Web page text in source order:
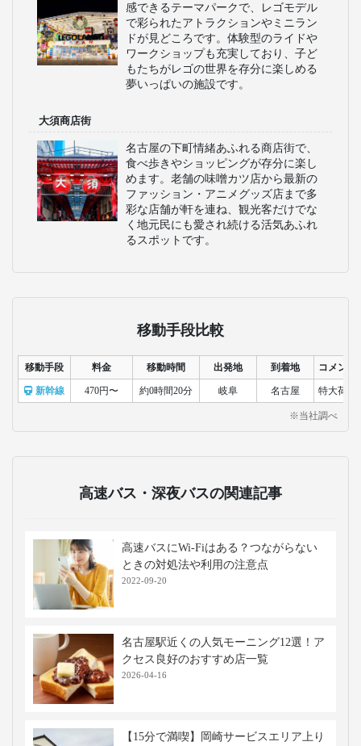
感できるテーマパークで、レゴモデル
で彩られたアトラクションやミニラン
ドが見どころです。体験型のライドや
ワークショップも充実しており、子ど
もたちがレゴの世界を存分に楽しめる
夢いっぱいの施設です。
大須商店街
名古屋の下町情緒あふれる商店街で、
食べ歩きやショッピングが存分に楽し
めます。老舗の味噌カツ店から最新の
ファッション・アニメグッズ店まで多
彩な店舗が軒を連ね、観光客だけでな
く地元民にも愛され続ける活気あふれ
るスポットです。
移動手段比較
移動手段 料金 移動時間 出発地 到着地 コメント
新幹線 470円〜 約0時間20分 岐阜 名古屋 特大荷物
※当社調べ
高速バス・深夜バスの関連記事
高速バスにWi-Fiはある？つながらない
ときの対処法や利用の注意点
2022-09-20
名古屋駅近くの人気モーニング12選！ア
クセス良好のおすすめ店一覧
2026-04-16
【15分で満喫】岡崎サービスエリア上り